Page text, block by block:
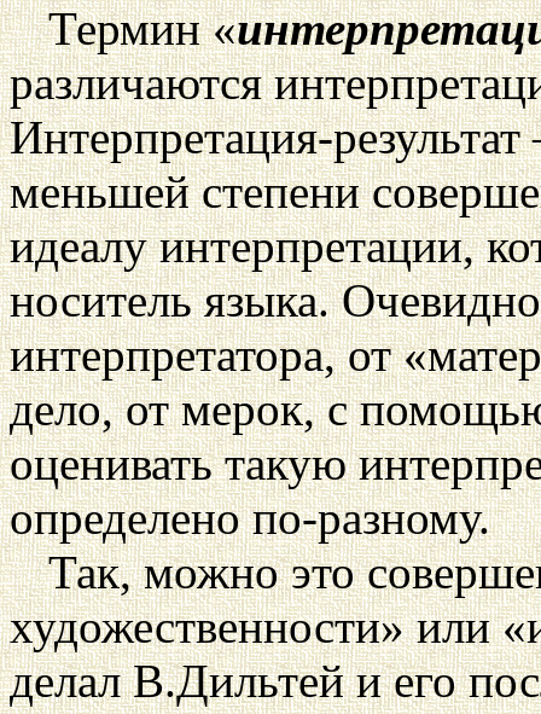
Термин «
различаются
Интерпретация-
меньшей степени
идеалу интерпретации,
носитель языка.
интерпретатора, от
дело, от мерок, с
оценивать такую
определено по-разному.
Так, можно это
художественности» или
делал В.Дильтей и его